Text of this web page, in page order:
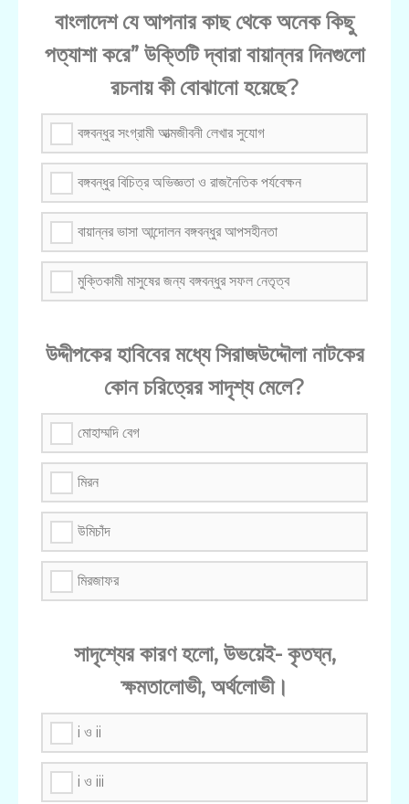
বাংলাদেশ যে আপনার কাছ থেকে অনেক কিছু
পত্যাশা করে” উক্তিটি দ্বারা বায়ান্নর দিনগুলো
রচনায় কী বোঝানো হয়েছে?
বঙ্গবন্ধুর সংগ্রামী আত্মজীবনী লেখার সুযোগ
বঙ্গবন্ধুর বিচিত্র অভিজ্ঞতা ও রাজনৈতিক পর্যবেক্ষন
বায়ান্নর ভাসা আন্দোলন বঙ্গবন্ধুর আপসহীনতা
মুক্তিকামী মাসুষের জন্য বঙ্গবন্ধুর সফল নেতৃত্ব
উদ্দীপকের হাবিবের মধ্যে সিরাজউদ্দৌলা নাটকের
কোন চরিত্রের সাদৃশ্য মেলে?
মোহাম্মদি বেগ
মিরন
উমিচাঁদ
মিরজাফর
সাদৃশ্যের কারণ হলো, উভয়েই- কৃতঘ্ন,
ক্ষমতালোভী, অর্থলোভী।
i ও ii
i ও iii